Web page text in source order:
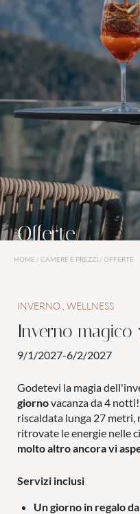
Offerte
HOME /CAMERE E PREZZI /OFFERTE
INVERNO WELLNESS
Inverno
9/1/2027-6/2/2027
Godetevi la magia
giornovacanza da 4
riscaldata lunga 27 metri,
ritrovate le energie nelle
molto altro ancora vi
Servizi inclusi
Un giorno in regalo